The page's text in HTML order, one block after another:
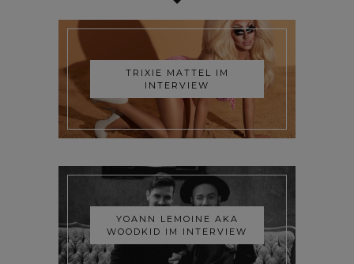
TRIXIE MATTEL IM
INTERVIEW
YOANN LEMOINE AKA
WOODKID IM INTERVIEW